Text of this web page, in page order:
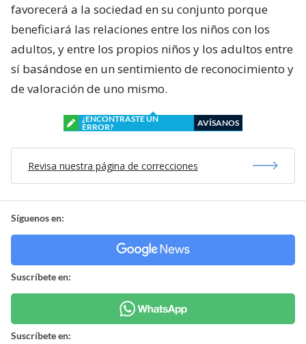
favorecerá a la sociedad en su conjunto porque
beneficiará las relaciones entre los niños con los
adultos, y entre los propios niños y los adultos entre
sí basándose en un sentimiento de reconocimiento y
de valoración de uno mismo.
¿ENCONTRASTE UN
ERROR?
AVÍSANOS
Revisa nuestra página de correcciones
Síguenos en:
Suscríbete en:
Suscríbete en: